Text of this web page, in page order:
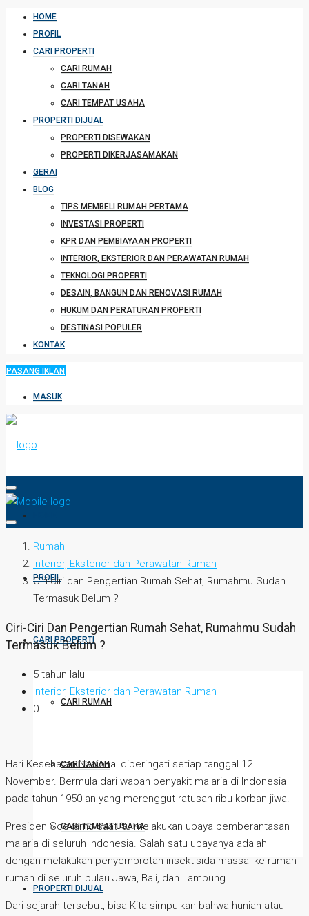
HOME
PROFIL
CARI PROPERTI
CARI RUMAH
CARI TANAH
CARI TEMPAT USAHA
PROPERTI DIJUAL
PROPERTI DISEWAKAN
PROPERTI DIKERJASAMAKAN
GERAI
BLOG
TIPS MEMBELI RUMAH PERTAMA
INVESTASI PROPERTI
KPR DAN PEMBIAYAAN PROPERTI
INTERIOR, EKSTERIOR DAN PERAWATAN RUMAH
TEKNOLOGI PROPERTI
DESAIN, BANGUN DAN RENOVASI RUMAH
HUKUM DAN PERATURAN PROPERTI
DESTINASI POPULER
KONTAK
PASANG IKLAN
MASUK
PROFIL
CARI PROPERTI
CARI RUMAH
CARI TANAH
CARI TEMPAT USAHA
PROPERTI DIJUAL
Rumah
Interior, Eksterior dan Perawatan Rumah
Ciri-ciri dan Pengertian Rumah Sehat, Rumahmu Sudah
Termasuk Belum ?
Ciri-Ciri Dan Pengertian Rumah Sehat, Rumahmu Sudah
Termasuk Belum ?
5 tahun lalu
Interior, Eksterior dan Perawatan Rumah
0
Hari Kesehatan Nasional diperingati setiap tanggal 12
November. Bermula dari wabah penyakit malaria di Indonesia
pada tahun 1950-an yang merenggut ratusan ribu korban jiwa.
Presiden Soekarno saat itu melakukan upaya pemberantasan
malaria di seluruh Indonesia. Salah satu upayanya adalah
dengan melakukan penyemprotan insektisida massal ke rumah-
rumah di seluruh pulau Jawa, Bali, dan Lampung.
Dari sejarah tersebut, bisa Kita simpulkan bahwa hunian atau